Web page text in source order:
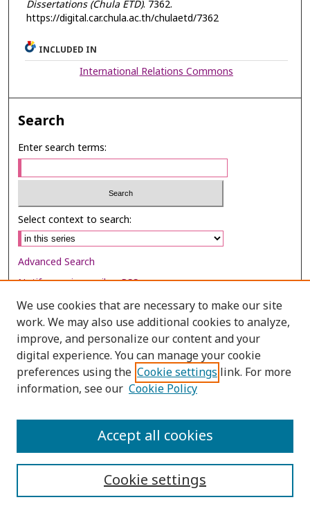
Dissertations (Chula ETD). 7362.
https://digital.car.chula.ac.th/chulaetd/7362
INCLUDED IN
International Relations Commons
Search
Enter search terms:
Select context to search:
Advanced Search
Notify me via email orRSS
Browse
Collections
Disciplines
Authors
We use cookies that are necessary to make our site
work. We may also use additional cookies to analyze,
improve, and personalize our content and your
digital experience. You can manage your cookie
preferences using the Cookie settings link. For more
information, see our Cookie Policy
Cookie settings
Accept all cookies